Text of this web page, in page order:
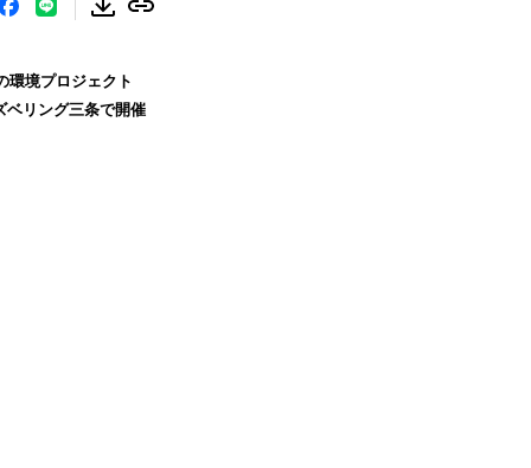
環境プロジェクト
ベリング三条で開催